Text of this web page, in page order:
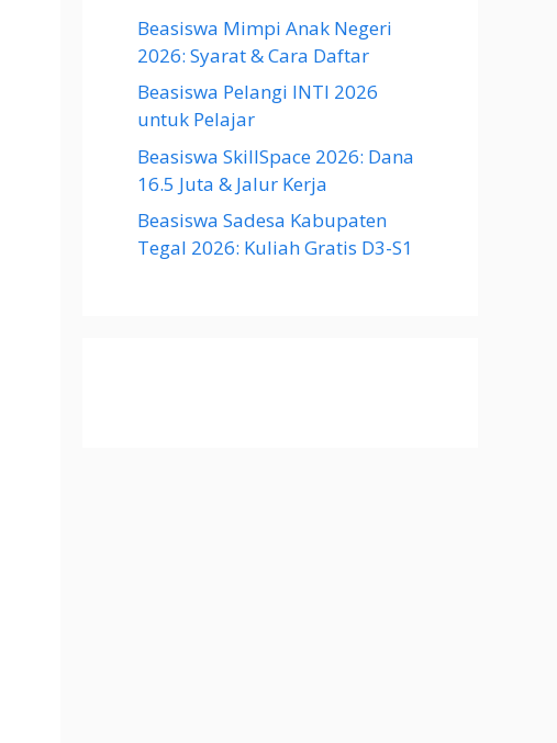
Beasiswa Mimpi Anak Negeri
2026: Syarat & Cara Daftar
Beasiswa Pelangi INTI 2026
untuk Pelajar
Beasiswa SkillSpace 2026: Dana
16.5 Juta & Jalur Kerja
Beasiswa Sadesa Kabupaten
Tegal 2026: Kuliah Gratis D3-S1